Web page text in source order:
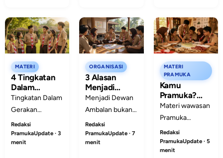
lapangan yang
aman, tertib, dan
siap menghadapi
risiko lokasi.
hal yang paling
dinantikan.
Entah mengapa
cerita kegiatan...
dari mental, hati,
ilmu, dan juga
pengalaman.
Seorang
pramuka
profesion...
MATERI
4 Tingkatan
Dalam
Gerakan
Pramuka,
Tingkatan Dalam
Gerakan
Pramuka - Jika
Anda sedang
mencari info
Redaksi
PramukaUpdate · 3
menit
ORGANISASI
3 Alasan
Menjadi
Dewan
Ambalan:
Memimpin,
Mengelola
Kegiatan, dan
Menjadi Dewan
Ambalan bukan
sekadar jabatan
di Pramuka
Penegak. Ini
Redaksi
PramukaUpdate · 7
menit
MATERI
PRAMUKA
Kamu
Pramuka?
Yuk Pahami
Materi
Pramuka Ini
Materi wawasan
Pramuka
membantu
anggota
memahami
Redaksi
PramukaUpdate · 5
menit